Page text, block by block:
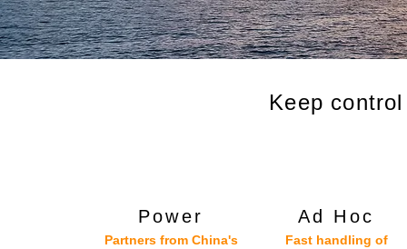
Keep
Partners from China's
Power Ad Hoc
Fast handling of